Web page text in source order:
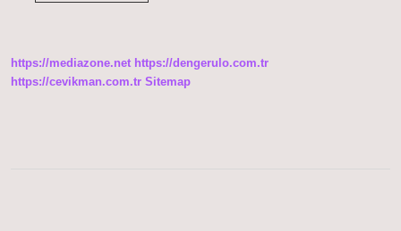
https://mediazone.net https://dengerulo.com.tr
https://cevikman.com.tr Sitemap